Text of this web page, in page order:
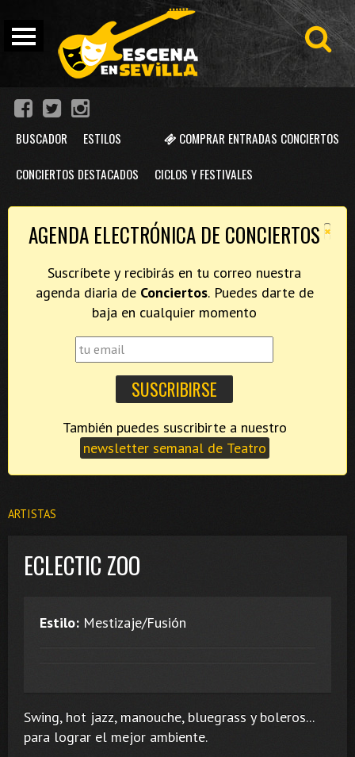
COMPRAR ENTRADAS CONCIERTOS
BUSCADOR ESTILOS
CONCIERTOS DESTACADOS CICLOS Y FESTIVALES
×
AGENDA ELECTRÓNICA DE CONCIERTOS
Suscríbete y recibirás en tu correo nuestra
agenda diaria de Conciertos. Puedes darte de
baja en cualquier momento
newsletter semanal de Teatro
ARTISTAS
ECLECTIC ZOO
Estilo: Mestizaje/Fusión
Swing, hot jazz, manouche, bluegrass y boleros...
para lograr el mejor ambiente.